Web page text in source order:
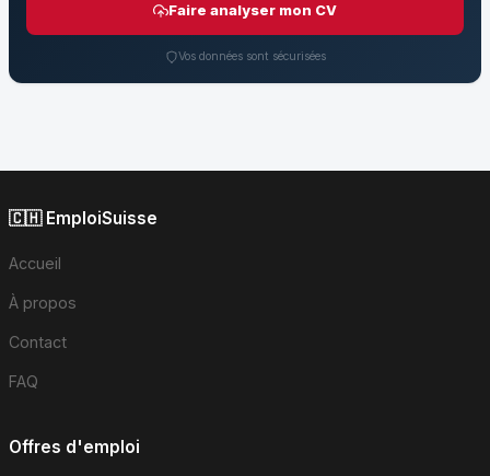
Faire analyser mon CV
Vos données sont sécurisées
🇨🇭 EmploiSuisse
Accueil
À propos
Contact
FAQ
Offres d'emploi